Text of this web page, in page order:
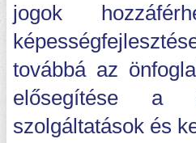
jogok
továbbá az
elősegítése a
szolgáltatások és